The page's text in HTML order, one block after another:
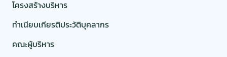
โครงสร้างบริหาร
ทำเนียบเกียรติประวัติบุคลากร
คณะผู้บริหาร